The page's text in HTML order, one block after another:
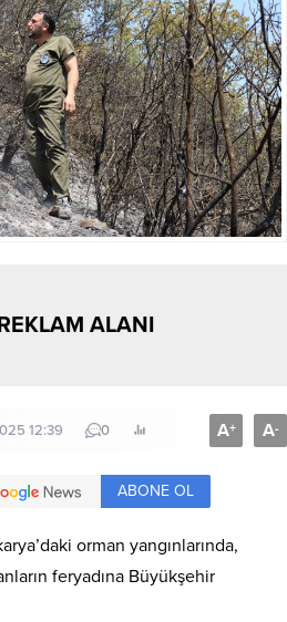
ALANI
12:39 0 A+ A-
ABONE OL
orman yangınlarında,
feryadına Büyükşehir